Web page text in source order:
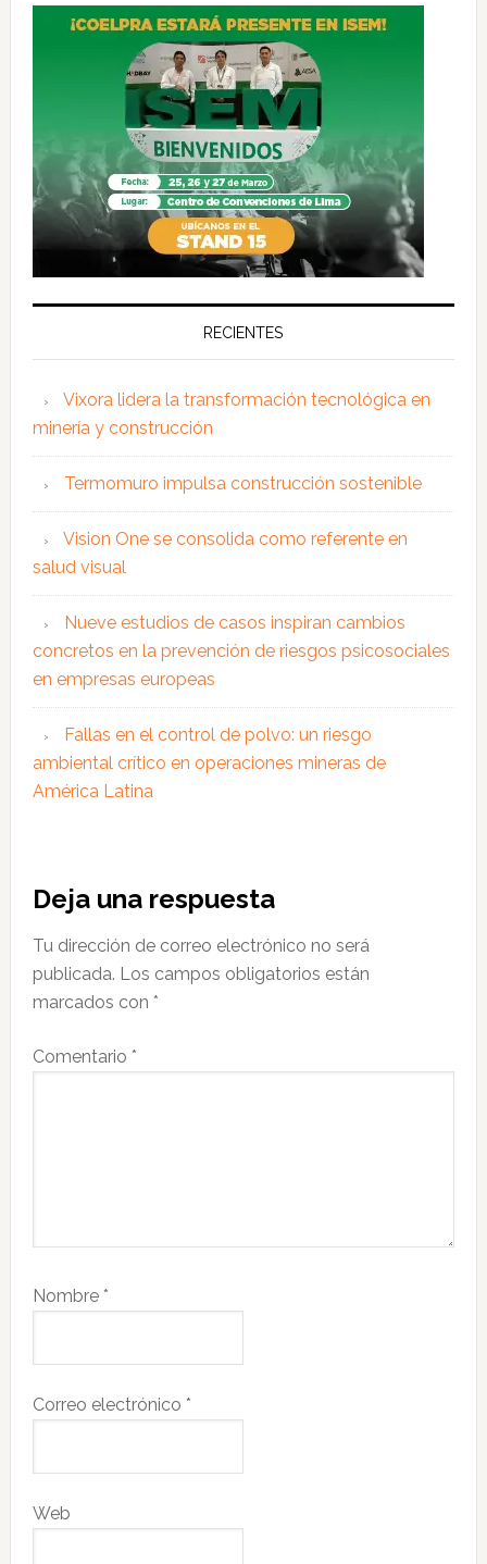
RECIENTES
Vixora lidera la transformación tecnológica en
minería y construcción
Termomuro impulsa construcción sostenible
Vision One se consolida como referente en
salud visual
Nueve estudios de casos inspiran cambios
concretos en la prevención de riesgos psicosociales
en empresas europeas
Fallas en el control de polvo: un riesgo
ambiental crítico en operaciones mineras de
América Latina
Interacciones
con
los
lectores
Deja una respuesta
Tu dirección de correo electrónico no será
publicada. Los campos obligatorios están
marcados con *
Comentario *
Nombre *
Correo electrónico *
Web